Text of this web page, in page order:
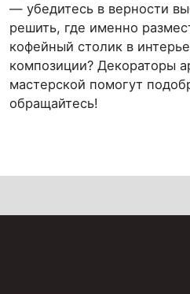
— убедитесь в верности
решить, где именно
кофейный столик в
композиции? Декораторы
мастерской помогут
обращайтесь!